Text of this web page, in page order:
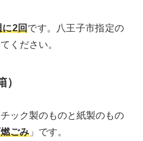
に2回です。八王子市指定の
ください。
ック製のものと紙製のもの
ごみ 」です。